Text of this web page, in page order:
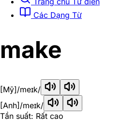
Các Dạng Từ
make
[Mỹ]/meɪk/
[Anh] /meɪk/
Tần suất: Rất cao